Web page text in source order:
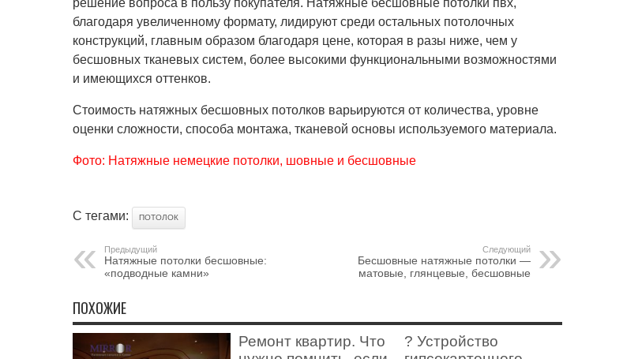
решение вопроса в пользу покупателя. Натяжные бесшовные потолки пвх,
благодаря увеличенному формату, лидируют среди остальных потолочных
конструкций, главным образом благодаря цене, которая в разы ниже, чем у
бесшовных тканевых систем, более высокими функциональными возможностями
и имеющихся оттенков.
Стоимость натяжных бесшовных потолков варьируются от количества, уровне
оценки сложности, способа монтажа, тканевой основы используемого материала.
Фото: Натяжные немецкие потолки, шовные и бесшовные
С тегами: ПОТОЛОК
Предыдущий
Натяжные потолки бесшовные:
«подводные камни»
Следующий
Бесшовные натяжные потолки —
матовые, глянцевые, бесшовные
ПОХОЖИЕ
Ремонт квартир. Что
? Устройство